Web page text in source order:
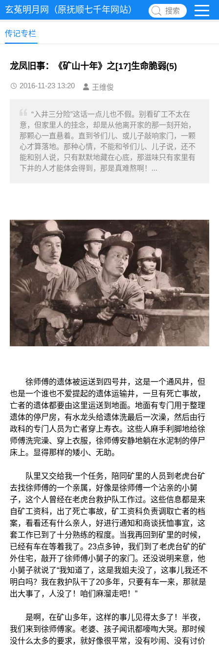
玄菟明月网（原抚顺七千年网站） 搜索
传记专栏
龙凤旧事：《矿山十年》之[17]生命脆弱(5)
2016-11-23 13:20 王维俊
“入井三分险”这话一点儿也不假。别看矿工不太在
意，但家里人的挂念，却是从他离开家的那一刻开始，
那颗心一直悬着。直到爷们儿、或儿子敲响家门，一颗
心才算落地。那种心情，不能和爷们儿、儿子说，还不
能和别人说，只有默默地藏在心底，那滋味只有家里有
下井的人才能体会得到，那是真难熬啊！...
徐师傅的遗体被运送到四号井，这是一个通风井，但
也是一个谁也不爱提起的遗体运输井，一旦有死亡事故，
亡者的遗体都要由这里运送到地面。地面有专门用于整理
遗体的停尸房，有水龙头给遗体洗最后一次澡，然后由行
政科的专门人员为亡者穿上寿衣。这些人麻手利脚地给徐
师傅洗完澡、穿上衣服，徐师傅安静地躺在水泥制的停尸
床上。显得那样的矮小、无助。
队里又交给我一个任务，陪同矿里的人员到老虎台矿
去找徐师傅的一个亲属，好像是徐师傅一个沾亲的小舅
子，这个人曾经在老虎台救护队工作过。这些信息都是来
自矿工资科，出了死亡事故，矿工资科负责调取亡者的档
案，看看还有什么亲人，好进行通知和商谈抚恤事宜，这
套工作已到了十分熟练的程度。当我再回到矿里的时候，
已经有车在等着我了。23点多钟，我们到了老虎台矿的矿
外住宅，敲开了徐师傅小舅子的家门。还没说明来意，他
小舅子就说了“我知道了，这是我姐夫没了，这事儿我还不
明白吗？我在救护队干了20多年，只要有车一来，那就是
出大事了，人没了！咱们麻溜走吧！”
是啊，在矿山多年，这样的事儿见得太多了！半夜，
我们来到徐师傅家。老婆、孩子闻讯都嚎啕大哭。那时候
没什么太多的要求，就好像很平常，没有吵闹、没有讨价